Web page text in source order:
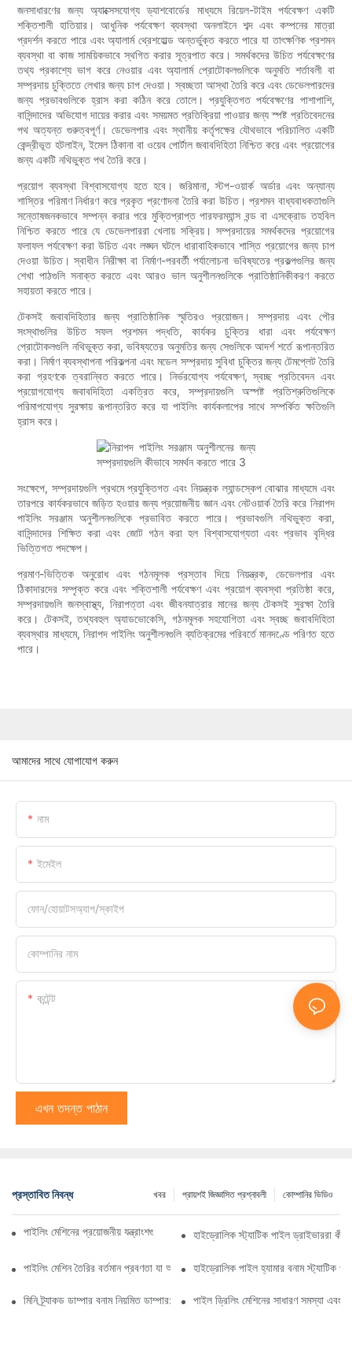
জনসাধারণের জন্য অ্যাক্সেসযোগ্য ড্যাশবোর্ডের মাধ্যমে রিয়েল-টাইম পর্যবেক্ষণ একটি
শক্তিশালী হাতিয়ার। আধুনিক পর্যবেক্ষণ ব্যবস্থা অনলাইনে শব্দ এবং কম্পনের মাত্রা
প্রদর্শন করতে পারে এবং অ্যালার্ম থ্রেশহোল্ড অন্তর্ভুক্ত করতে পারে যা তাৎক্ষণিক প্রশমন
ব্যবস্থা বা কাজ সাময়িকভাবে স্থগিত করার সূত্রপাত করে। সমর্থকদের উচিত পর্যবেক্ষণের
তথ্য প্রকাশ্যে ভাগ করে নেওয়ার এবং অ্যালার্ম প্রোটোকলগুলিকে অনুমতি শর্তাবলী বা
সম্প্রদায় চুক্তিতে লেখার জন্য চাপ দেওয়া। স্বচ্ছতা আস্থা তৈরি করে এবং ডেভেলপারদের
জন্য প্রভাবগুলিকে হ্রাস করা কঠিন করে তোলে। প্রযুক্তিগত পর্যবেক্ষণের পাশাপাশি,
বাসিন্দাদের অভিযোগ দায়ের করার এবং সময়মত প্রতিক্রিয়া পাওয়ার জন্য স্পষ্ট প্রতিবেদনের
পথ অত্যন্ত গুরুত্বপূর্ণ। ডেভেলপার এবং স্থানীয় কর্তৃপক্ষের যৌথভাবে পরিচালিত একটি
কেন্দ্রীভূত হটলাইন, ইমেল ঠিকানা বা ওয়েব পোর্টাল জবাবদিহিতা নিশ্চিত করে এবং প্রয়োগের
জন্য একটি নথিভুক্ত পথ তৈরি করে।
প্রয়োগ ব্যবস্থা বিশ্বাসযোগ্য হতে হবে। জরিমানা, স্টপ-ওয়ার্ক অর্ডার এবং অন্যান্য
শাস্তির পরিমাণ নির্ধারণ করে প্রকৃত প্রণোদনা তৈরি করা উচিত। প্রশমন বাধ্যবাধকতাগুলি
সন্তোষজনকভাবে সম্পন্ন করার পরে মুক্তিপ্রাপ্ত পারফরম্যান্স বন্ড বা এসক্রোড তহবিল
নিশ্চিত করতে পারে যে ডেভেলপাররা খেলায় সক্রিয়। সম্প্রদায়ের সমর্থকদের প্রয়োগের
ফলাফল পর্যবেক্ষণ করা উচিত এবং লঙ্ঘন ঘটলে ধারাবাহিকভাবে শাস্তি প্রয়োগের জন্য চাপ
দেওয়া উচিত। স্বাধীন নিরীক্ষা বা নির্মাণ-পরবর্তী পর্যালোচনা ভবিষ্যতের প্রকল্পগুলির জন্য
শেখা পাঠগুলি সনাক্ত করতে এবং আরও ভাল অনুশীলনগুলিকে প্রাতিষ্ঠানিকীকরণ করতে
সহায়তা করতে পারে।
টেকসই জবাবদিহিতার জন্য প্রাতিষ্ঠানিক স্মৃতিরও প্রয়োজন। সম্প্রদায় এবং পৌর
সংস্থাগুলির উচিত সফল প্রশমন পদ্ধতি, কার্যকর চুক্তির ধারা এবং পর্যবেক্ষণ
প্রোটোকলগুলি নথিভুক্ত করা, ভবিষ্যতের অনুমতির জন্য সেগুলিকে আদর্শ শর্তে রূপান্তরিত
করা। নির্মাণ ব্যবস্থাপনা পরিকল্পনা এবং মডেল সম্প্রদায় সুবিধা চুক্তির জন্য টেমপ্লেট তৈরি
করা গ্রহণকে ত্বরান্বিত করতে পারে। নির্ভরযোগ্য পর্যবেক্ষণ, স্বচ্ছ প্রতিবেদন এবং
প্রয়োগযোগ্য জবাবদিহিতা একত্রিত করে, সম্প্রদায়গুলি অস্পষ্ট প্রতিশ্রুতিগুলিকে
পরিমাপযোগ্য সুরক্ষায় রূপান্তরিত করে যা পাইলিং কার্যকলাপের সাথে সম্পর্কিত ক্ষতিগুলি
হ্রাস করে।
সংক্ষেপে, সম্প্রদায়গুলি প্রথমে প্রযুক্তিগত এবং নিয়ন্ত্রক ল্যান্ডস্কেপ বোঝার মাধ্যমে এবং
তারপরে কার্যকরভাবে জড়িত হওয়ার জন্য প্রয়োজনীয় জ্ঞান এবং নেটওয়ার্ক তৈরি করে নিরাপদ
পাইলিং সরঞ্জাম অনুশীলনগুলিকে প্রভাবিত করতে পারে। প্রভাবগুলি নথিভুক্ত করা,
বাসিন্দাদের শিক্ষিত করা এবং জোট গঠন করা হল বিশ্বাসযোগ্যতা এবং প্রভাব বৃদ্ধির
ভিত্তিগত পদক্ষেপ।
প্রমাণ-ভিত্তিক অনুরোধ এবং গঠনমূলক প্রস্তাব দিয়ে নিয়ন্ত্রক, ডেভেলপার এবং
ঠিকাদারদের সম্পৃক্ত করে এবং শক্তিশালী পর্যবেক্ষণ এবং প্রয়োগ ব্যবস্থা প্রতিষ্ঠা করে,
সম্প্রদায়গুলি জনস্বাস্থ্য, নিরাপত্তা এবং জীবনযাত্রার মানের জন্য টেকসই সুরক্ষা তৈরি
করে। টেকসই, তথ্যবহুল অ্যাডভোকেসি, গঠনমূলক সহযোগিতা এবং স্বচ্ছ জবাবদিহিতা
ব্যবস্থার মাধ্যমে, নিরাপদ পাইলিং অনুশীলনগুলি ব্যতিক্রমের পরিবর্তে মানদণ্ডে পরিণত হতে
পারে।
আমাদের সাথে যোগাযোগ করুন
নাম
ইমেইল
ফোন/হোয়াটসঅ্যাপ/স্কাইপ
কোম্পানির নাম
কন্টেন্ট
এখন তদন্ত পাঠান
প্রস্তাবিত নিবন্ধ কোম্পানির ভিডিও
প্রায়শই জিজ্ঞাসিত প্রশ্নাবলী
খবর
পাইলিং মেশিনের প্রয়োজনীয় যন্ত্রাংশগুলি কী কী সম্পর্কে আপনার জানা দরকার?
হাইড্রোলিক স্ট্যাটিক পাইল ড্রাইভাররা
পাইলিং মেশিন তৈরির বর্তমান প্রবণতা যা আপনার জানা উচিতহাইড্রোলিক পাইল হ্যামার বনাম স্ট্যাটিক
মিনি ট্র্যাকড ডাম্পার বনাম নিয়মিত ডাম্পার: একটি তুলনামূলক বিশ্লেষণপাইল ড্রিলিং মেশিনের সাধারণ সমস্যা এবং